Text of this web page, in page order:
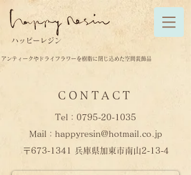
ハッピーレジン
アンティークやドライフラワーを樹脂に閉じ込めた空間装飾品
CONTACT
Tel：0795-20-1035
Mail：happyresin@hotmail.co.jp
​〒673-1341 兵庫県加東市南山2-13-4